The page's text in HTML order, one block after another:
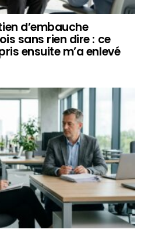
d’embauche
sans rien dire : ce
ensuite m’a enlevé